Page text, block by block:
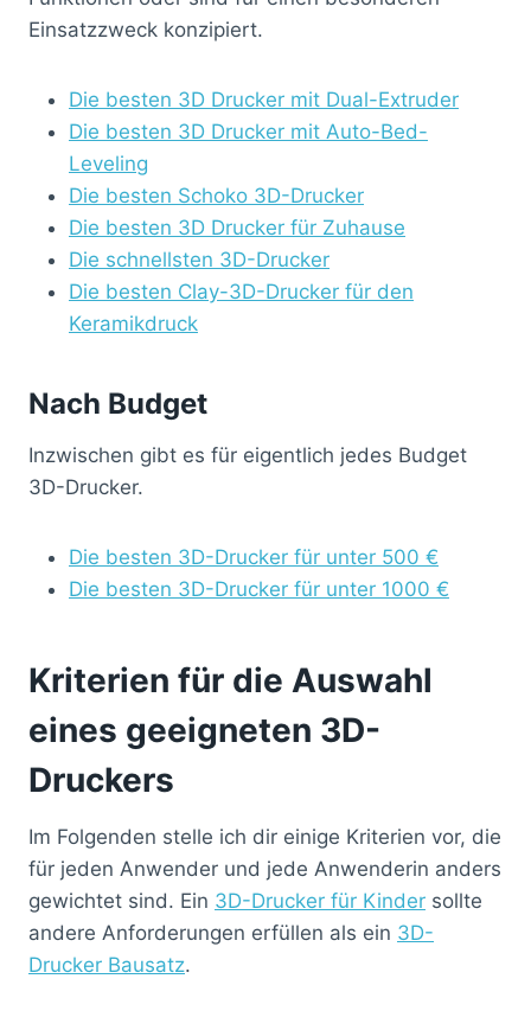
Einsatzzweck konzipiert.
Die besten 3D Drucker mit Dual-Extruder
Die besten 3D Drucker mit Auto-Bed-
Leveling
Die besten Schoko 3D-Drucker
Die besten 3D Drucker für Zuhause
Die schnellsten 3D-Drucker
Die besten Clay-3D-Drucker für den
Keramikdruck
Nach Budget
Inzwischen gibt es für eigentlich jedes Budget
3D-Drucker.
Die besten 3D-Drucker für unter 500 €
Die besten 3D-Drucker für unter 1000 €
Kriterien für die Auswahl
eines geeigneten 3D-
Druckers
Im Folgenden stelle ich dir einige Kriterien vor, die
für jeden Anwender und jede Anwenderin anders
gewichtet sind. Ein 3D-Drucker für Kinder sollte
andere Anforderungen erfüllen als ein 3D-
Drucker Bausatz.